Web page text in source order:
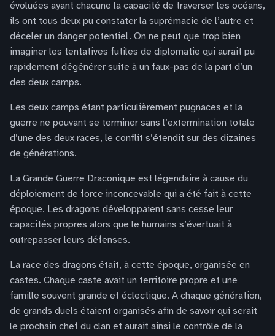
évoluées ayant chacune la capacité de traverser les océans,
ils ont tous deux pu constater la suprémacie de l’autre et
déceler un danger potentiel. On ne peut que trop bien
imaginer les tentatives futiles de diplomatie qui aurait pu
rapidement dégénérer suite à un faux-pas de la part d’un
des deux camps.
Les deux camps étant particulièrement pugnaces et la
guerre ne pouvant se terminer sans l’extermination totale
d’une des deux races, le conflit s’étendit sur des dizaines
de générations.
La Grande Guerre Draconique est légendaire à cause du
déploiement de force inconcevable qui a été fait à cette
époque. Les dragons développaient sans cesse leur
capacités propres alors que le humains s’évertuait à
outrepasser leurs défenses.
La race des dragons était, à cette époque, organisée en
castes. Chaque caste avait un territoire propre et une
famille souvent grande et éclectique. À chaque génération,
de grands duels étaient organisés afin de savoir qui serait
le prochain chef du clan et aurait ainsi le contrôle de la